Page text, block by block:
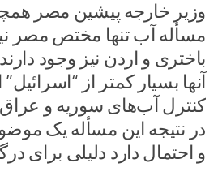
وزیر خارجه پیشین مصر
مسأله آب تنها مختص مصر
باختری و اردن نیز وجود
آنها بسیار کمتر از
کنترل آب‌های سوریه و عراق
در نتیجه این مسأله یک
و احتمال دارد دلیلی برای